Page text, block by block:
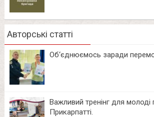
Авторські статті
Об‘єднюємось заради
Важливий тренінг для
Прикарпатті.